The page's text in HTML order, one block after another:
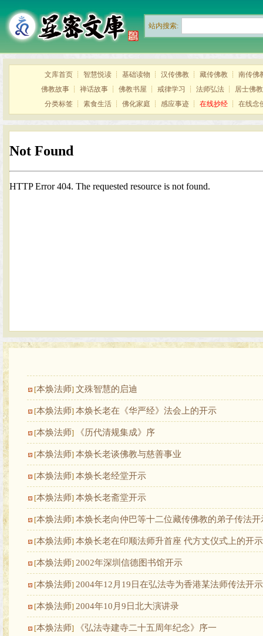
站内搜索:
文库首页 ┊ 智慧悦读 ┊ 基础读物 ┊ 汉传佛教 ┊ 藏传佛教 ┊ 南传佛
佛教故事 ┊ 禅话故事 ┊ 佛教书屋 ┊ 戒律学习 ┊ 法师弘法 ┊ 居士佛教
分类标签 ┊ 素食生活 ┊ 佛化家庭 ┊ 感应事迹 ┊ 在线抄经 ┊ 在线念
[本焕法师] 文殊智慧的启迪
[本焕法师] 本焕长老在《华严经》法会上的开示
[本焕法师] 《历代清规集成》序
[本焕法师] 本焕长老谈佛教与慈善事业
[本焕法师] 本焕长老经堂开示
[本焕法师] 本焕长老斋堂开示
[本焕法师] 本焕长老向仲巴等十二位藏传佛教的弟子传法开
[本焕法师] 本焕长老在印顺法师升首座 代方丈仪式上的开示
[本焕法师] 2002年深圳信德图书馆开示
[本焕法师] 2004年12月19日在弘法寺为香港某法师传法开示
[本焕法师] 2004年10月9日北大演讲录
[本焕法师] 《弘法寺建寺二十五周年纪念》序一